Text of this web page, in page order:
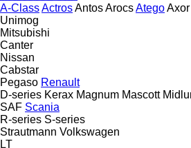
A-ClassActrosAntosArocsAtegoAxor
Unimog
Mitsubishi
Canter
Nissan
Cabstar
Pegaso Renault
D-series Kerax Magnum Mascott
SAF Scania
R-series S-series
Strautmann Volkswagen
LT